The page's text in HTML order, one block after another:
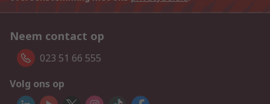
Neem contact op
023 51 66 555
Volg ons op